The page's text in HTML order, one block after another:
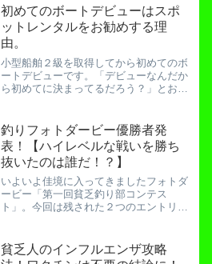
ン・インターナショナルフードショー公
式HP業者を対象...
初めてのボートデビューはスポ
ットレンタルをお勧めする理
由。
小型船舶２級を取得してから初めてのボ
ートデビューです。「デビューなんだか
ら初めてに決まってるだろう？」とおっ
緒で「免許を取ったらすぐに運転しない
とわからなくなる」なんて...
釣りフォトダービー優勝者発
表！【ハイレベルな戦いを勝ち
抜いたのは誰だ！？】
いよいよ佳境に入ってきましたフォトダ
ービー「第一回貧乏釣り部コンテス
ト」。今回は残された２つのエントリー
「最強貧乏フォトグラファー」という痛
い称号を得るのは誰だ！！エントリー
貧乏人のインフルエンザ攻略